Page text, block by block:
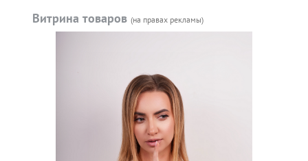
Витрина товаров (на правах рекламы)